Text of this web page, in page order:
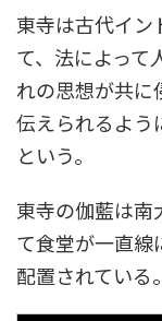
東寺は古代イン
て、法によって
れの思想が共に
伝えられるよう
という。
東寺の伽藍は南
て食堂が一直
配置されている。